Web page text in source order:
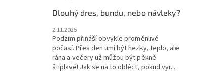
Dlouhý dres, bundu, nebo návleky?
2.11.2025
Podzim přináší obvykle proměnlivé
počasí. Přes den umí být hezky, teplo, ale
rána a večery už můžou být pěkně
štiplavé! Jak se na to obléct, pokud vyr...